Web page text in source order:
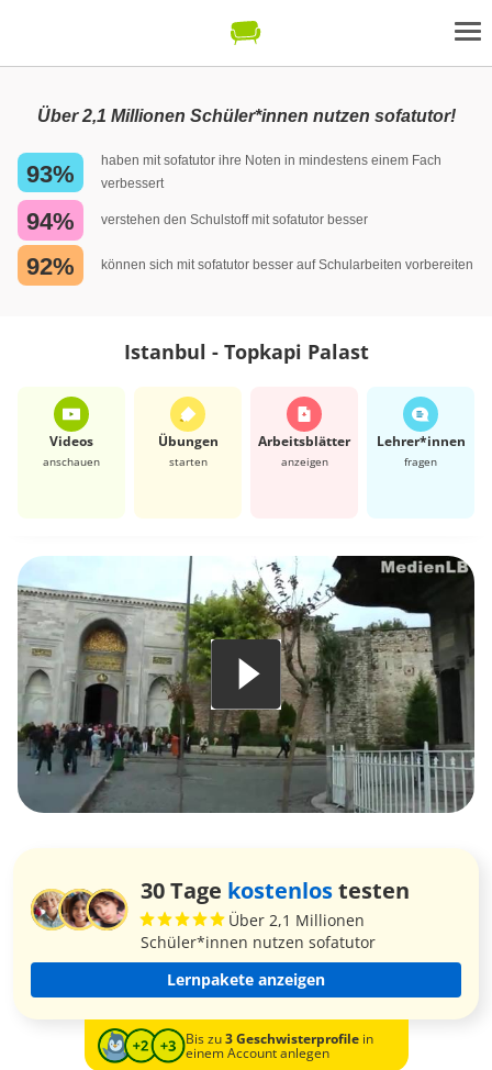
Über 2,1 Millionen Schüler*innen nutzen sofatutor!
93%
haben mit sofatutor ihre Noten in mindestens einem Fach
verbessert
94% verstehen den Schulstoff mit sofatutor besser
92% können sich mit sofatutor besser auf Schularbeiten vorbereiten
Istanbul - Topkapi Palast
Videos
anschauen
Übungen
starten
Arbeits­blätter
anzeigen
Lehrer*​innen
fragen
30 Tage kostenlostesten
Über 2,1 Millionen
Schüler*innen nutzen sofatutor
Lernpakete anzeigen
Bis zu3 Geschwisterprofilein
einem Account anlegen